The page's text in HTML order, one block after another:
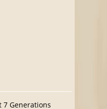
7 Generations